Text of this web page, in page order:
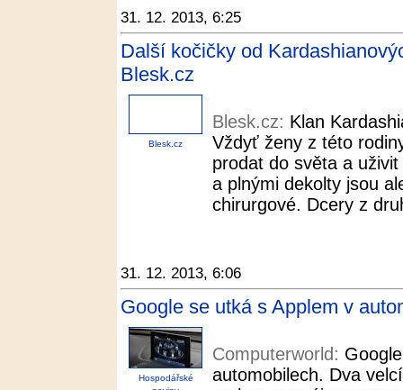
31. 12. 2013, 6:25
Další kočičky od
Blesk.cz
Blesk.cz
Blesk.cz: Klan
Vždyť ženy z této
prodat do světa a
a plnými dekolty jsou
chirurgové. Dcery z
31. 12. 2013, 6:06
Google se utká s Applem v
Hospodářské
Computerworld:
automobilech. Dva